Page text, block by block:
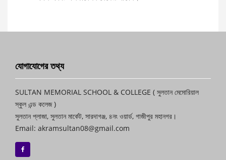
যোগাযোগের তথ্য
SULTAN MEMORIAL SCHOOL & COLLEGE ( সুলতান মেমোরিয়াল
স্কুল এন্ড কলেজ )
সুলতান প্লাজা, সুলতান মার্কেট, সারদাগঞ্জ, ৪নং ওয়ার্ড, গাজীপুর মহানগর।
Email: akramsultan08@gmail.com